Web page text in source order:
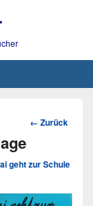
Bild-
← Zurück
geht zur Schule